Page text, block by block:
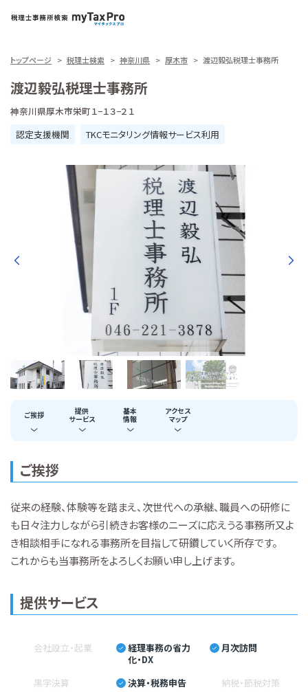
トップページ 税理士検索 神奈川県 厚木市 渡辺毅弘税理士事務所
渡辺毅弘税理士事務所
神奈川県厚木市栄町１−１３−２１
認定支援機関
TKCモニタリング情報サービス利用
ご挨拶
提供
サービス
基本
情報
アクセス
マップ
ご挨拶
従来の経験、体験等を踏まえ、次世代への承継、職員への研修に
も日々注力しながら引続きお客様のニーズに応えうる事務所又よ
き相談相手になれる事務所を目指して研鑽していく所存です。
これからも当事務所をよろしくお願い申し上げます。
提供サービス
会社設立・起業
経理事務の省力
化・DX
月次訪問
黒字決算 決算・税務申告
納税・節税対策